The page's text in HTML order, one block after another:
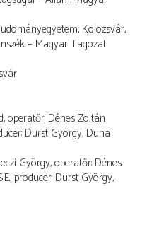
Kolozsvár,
– Magyar Tagozat
operatőr: Dénes Zoltán
Durst György, Duna
György, operatőr: Dénes
producer: Durst György,